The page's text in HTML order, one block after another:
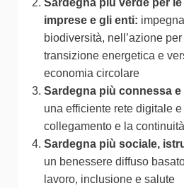
imprese e gli enti:
biodiversità, nell’azione
transizione energetica e
economia circolare
Sardegna più connessa
una efficiente rete digitale e
collegamento e la
Sardegna più sociale,
un benessere diffuso
lavoro, inclusione e salute